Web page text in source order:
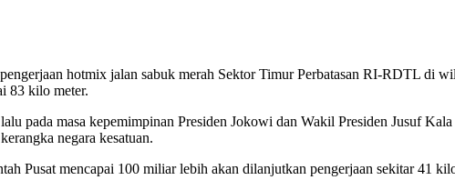
hotmix jalan sabuk merah Sektor Timur Perbatasan RI-RDTL di
83 kilo meter.
pada masa kepemimpinan Presiden Jokowi dan Wakil Presiden Jusuf
negara kesatuan.
Pusat mencapai 100 miliar lebih akan dilanjutkan pengerjaan sekitar 41